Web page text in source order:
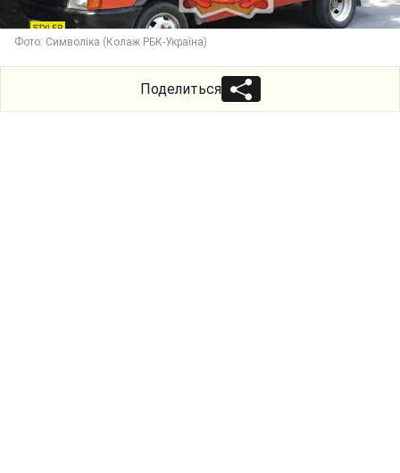
Фото: Символіка (Колаж РБК-Україна)
Поделиться